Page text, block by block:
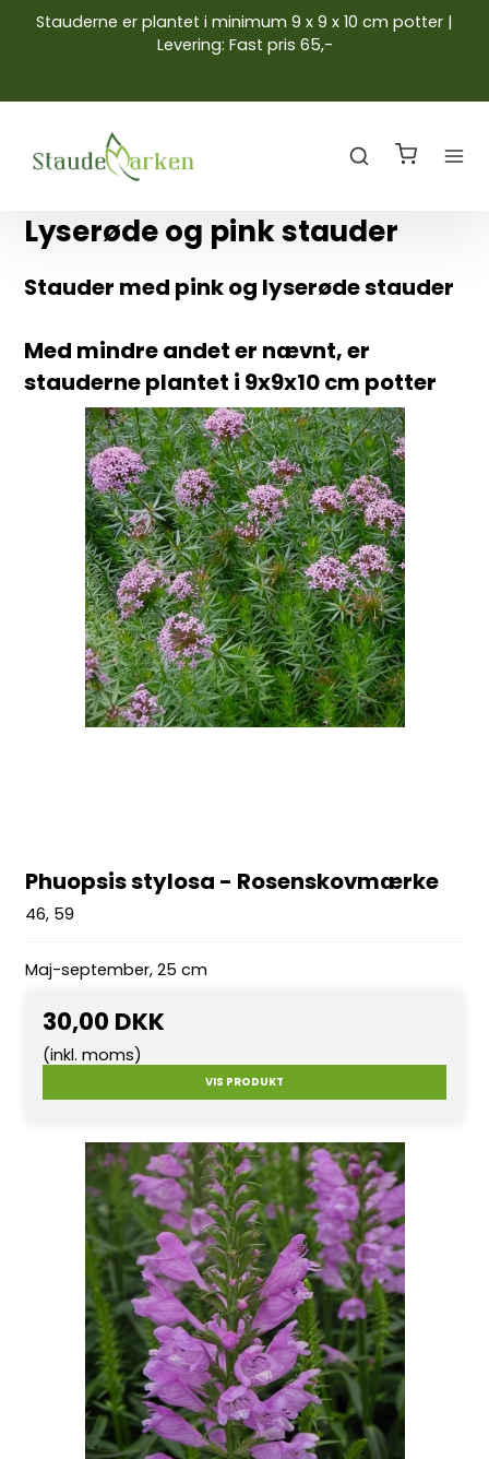
Stauderne er plantet i minimum 9 x 9 x 10 cm potter |
Levering: Fast pris 65,-
Lyserøde og pink stauder
Stauder med pink og lyserøde stauder
Med mindre andet er nævnt, er
stauderne plantet i 9x9x10 cm potter
Phuopsis stylosa - Rosenskovmærke
46, 59
Maj-september,25 cm
30,00 DKK
(inkl. moms)
VIS PRODUKT